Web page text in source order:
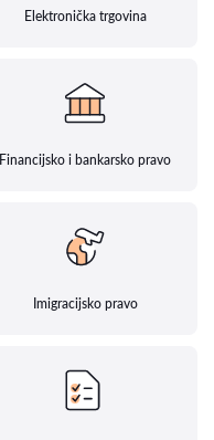
Elektronička trgovina
Financijsko i bankarsko pravo
Imigracijsko pravo